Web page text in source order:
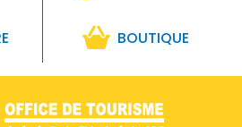
BOUTIQUE